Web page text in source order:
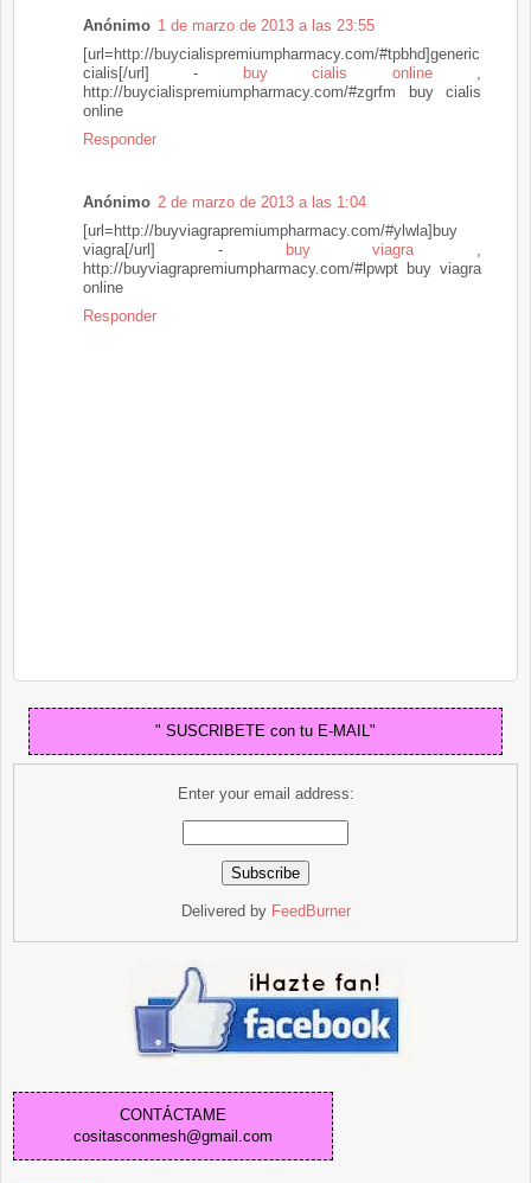
Anónimo 1 de marzo de 2013 a las 23:55
[url=http://buycialispremiumpharmacy.com/#tpbhd]generic
cialis[/url] - buy cialis online,
http://buycialispremiumpharmacy.com/#zgrfm buy cialis
online
Responder
Anónimo 2 de marzo de 2013 a las 1:04
[url=http://buyviagrapremiumpharmacy.com/#ylwla]buy
viagra[/url] - buy viagra
http://buyviagrapremiumpharmacy.com/#lpwpt buy viagra
online
Responder
" SUSCRIBETE con tu E-MAIL"
Enter your email address:
Delivered by FeedBurner
CONTÁCTAME
cositasconmesh@gmail.com